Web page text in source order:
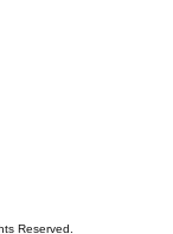
Reserved.